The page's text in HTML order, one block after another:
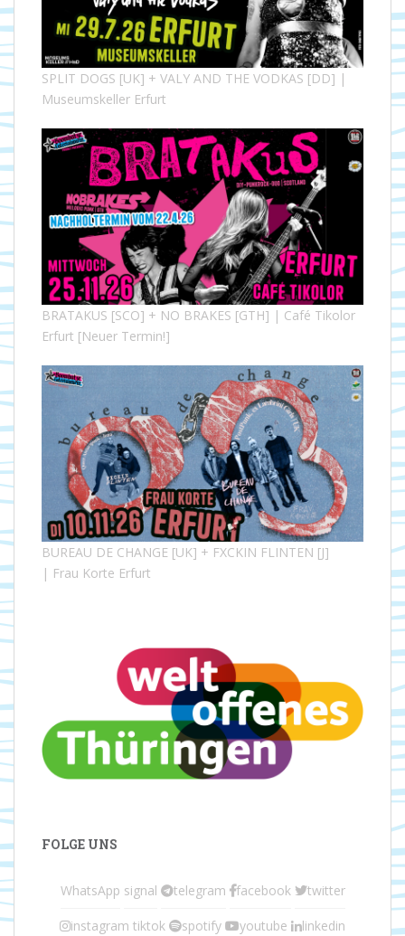
SPLIT DOGS [UK] + VALY AND THE VODKAS [DD] |
Museumskeller Erfurt
BRATAKUS [SCO] + NO BRAKES [GTH] | Café Tikolor
Erfurt [Neuer Termin!]
BUREAU DE CHANGE [UK] + FXCKIN FLINTEN [J]
| Frau Korte Erfurt
FOLGE UNS
WhatsApp signal telegram facebook twitter
instagram tiktok spotify youtube linkedin